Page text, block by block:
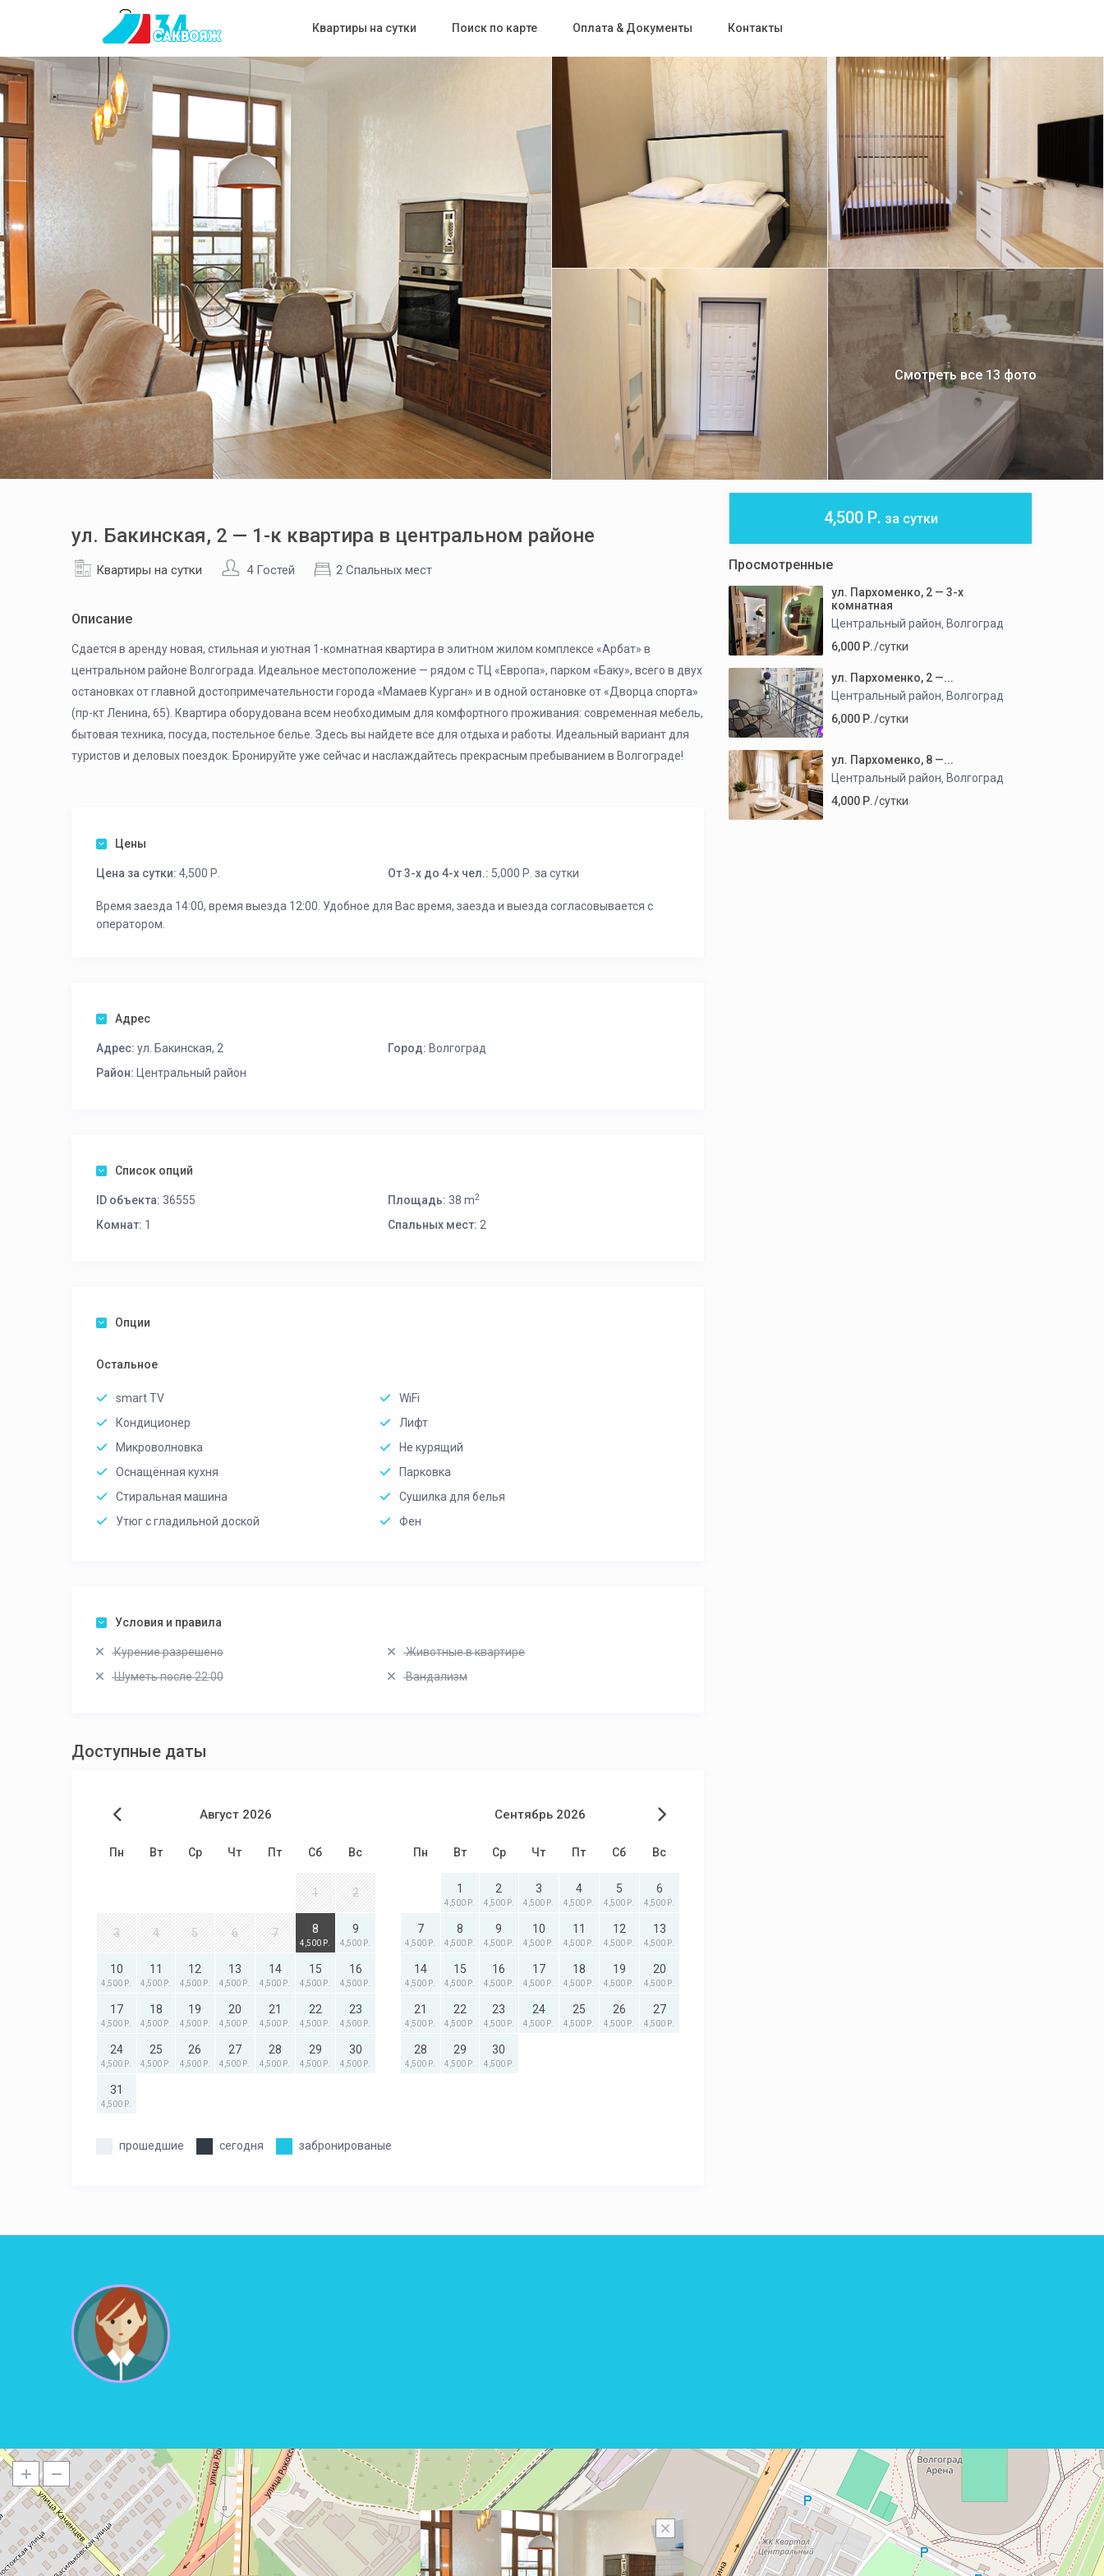
Квартиры на сутки Поиск по карте Оплата & Документы Контакты
Смотреть все 13 фото
ул. Бакинская, 2 — 1-к квартира в центральном районе
Квартиры на сутки 4 Гостей 2 Спальных мест
Описание
Сдается в аренду новая, стильная и уютная 1-комнатная квартира в элитном жилом комплексе «Арбат» в
центральном районе Волгограда. Идеальное местоположение — рядом с ТЦ «Европа», парком «Баку», всего в двух
остановках от главной достопримечательности города «Мамаев Курган» и в одной остановке от «Дворца спорта»
(пр-кт Ленина, 65). Квартира оборудована всем необходимым для комфортного проживания: современная мебель,
бытовая техника, посуда, постельное белье. Здесь вы найдете все для отдыха и работы. Идеальный вариант для
туристов и деловых поездок. Бронируйте уже сейчас и наслаждайтесь прекрасным пребыванием в Волгограде!
Цены
Цена за сутки: 4,500 Р. От 3-х до 4-х чел.: 5,000 Р. за сутки
Время заезда 14:00, время выезда 12:00. Удобное для Вас время, заезда и выезда согласовывается с
оператором.
Адрес
Адрес: ул. Бакинская, 2 Город: Волгоград
Район: Центральный район
Список опций
ID объекта: 36555 Площадь: 38 m2
Комнат: 1 Спальных мест: 2
Опции
Остальное
smart TV
WiFi
Кондиционер
Лифт
Микроволновка
Не курящий
Оснащённая кухня
Парковка
Стиральная машина
Сушилка для белья
Утюг с гладильной доской
Фен
Условия и правила
Курение разрешено
Животные в квартире
Шуметь после 22:00
Вандализм
Доступные даты
Август 2026
Пн Вт Ср Чт Пт Сб Вс
1 2
3 4 5 6 7 8
4,500 Р.
9
4,500 Р.
10
4,500 Р.
11
4,500 Р.
12
4,500 Р.
13
4,500 Р.
14
4,500 Р.
15
4,500 Р.
16
4,500 Р.
17
4,500 Р.
18
4,500 Р.
19
4,500 Р.
20
4,500 Р.
21
4,500 Р.
22
4,500 Р.
23
4,500 Р.
24
4,500 Р.
25
4,500 Р.
26
4,500 Р.
27
4,500 Р.
28
4,500 Р.
29
4,500 Р.
30
4,500 Р.
31
4,500 Р.
Сентябрь 2026
Пн Вт Ср Чт Пт Сб Вс
1
4,500 Р.
2
4,500 Р.
3
4,500 Р.
4
4,500 Р.
5
4,500 Р.
6
4,500 Р.
7
4,500 Р.
8
4,500 Р.
9
4,500 Р.
10
4,500 Р.
11
4,500 Р.
12
4,500 Р.
13
4,500 Р.
14
4,500 Р.
15
4,500 Р.
16
4,500 Р.
17
4,500 Р.
18
4,500 Р.
19
4,500 Р.
20
4,500 Р.
21
4,500 Р.
22
4,500 Р.
23
4,500 Р.
24
4,500 Р.
25
4,500 Р.
26
4,500 Р.
27
4,500 Р.
28
4,500 Р.
29
4,500 Р.
30
4,500 Р.
прошедшие сегодня забронированые
4,500 Р. за сутки
Просмотренные
ул. Пархоменко, 2 — 3-х
комнатная
Центральный район, Волгоград
6,000 Р./сутки
ул. Пархоменко, 2 —...
Центральный район, Волгоград
6,000 Р./сутки
ул. Пархоменко, 8 —...
Центральный район, Волгоград
4,000 Р./сутки